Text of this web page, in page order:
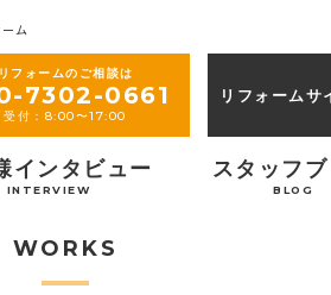
ム
リフォームのご相談は
7302-0661
受付：8:00〜17:00
リフォームサ
インタビュー
INTERVIEW
スタッフ
BLOG
WORKS